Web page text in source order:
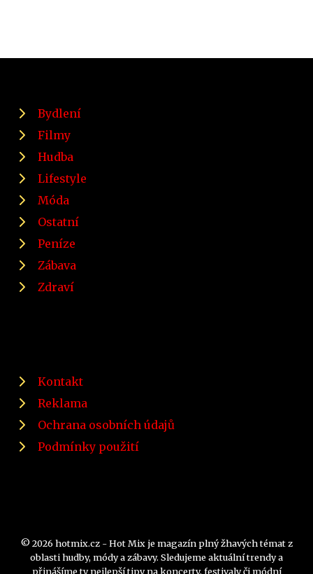
Bydlení
Filmy
Hudba
Lifestyle
Móda
Ostatní
Peníze
Zábava
Zdraví
Kontakt
Reklama
Ochrana osobních údajů
Podmínky použití
© 2026 hotmix.cz - Hot Mix je magazín plný žhavých témat z
oblasti hudby, módy a zábavy. Sledujeme aktuální trendy a
přinášíme ty nejlepší tipy na koncerty, festivaly či módní